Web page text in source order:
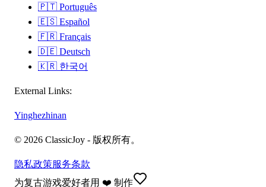
🇵🇹 Português
🇪🇸 Español
🇫🇷 Français
🇩🇪 Deutsch
🇰🇷 한국어
External Links:
Yinghezhinan
© 2026 ClassicJoy - 版权所有。
隐私政策服务条款
为复古游戏爱好者用 ❤️ 制作